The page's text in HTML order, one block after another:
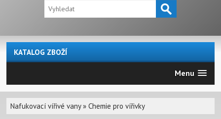
KATALOG ZBOŽÍ
Menu
Nafukovací vířivé vany»Chemie pro vířivky